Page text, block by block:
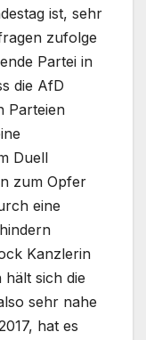
ist, sehr
zufolge
Partei in
die AfD
Parteien
Duell
zum Opfer
eine
Kanzlerin
sich die
sehr nahe
hat es